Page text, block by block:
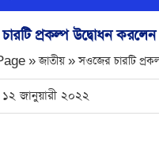
প্রকল্প উদ্বোধন করলেন
» জাতীয় »সওজের চারটি
জানুয়ারী ২০২২